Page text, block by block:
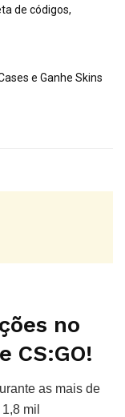
de códigos,
e Ganhe Skins
no
CS:GO!
as mais de
mil